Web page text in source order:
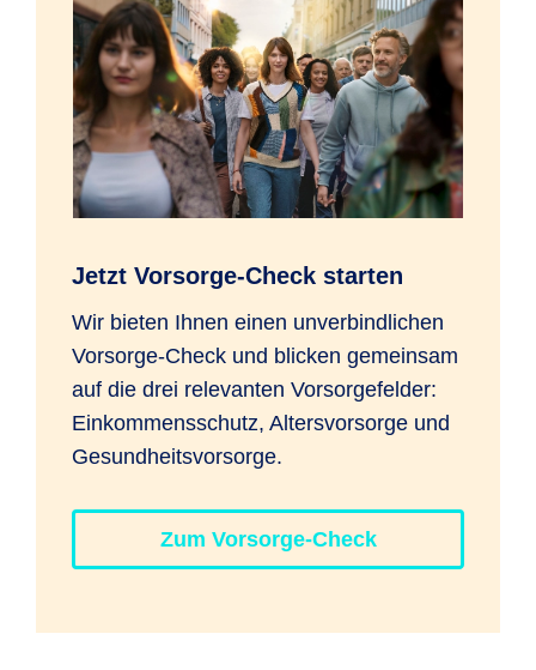
Jetzt Vorsorge-Check starten
Wir bieten Ihnen einen unverbindlichen
Vorsorge-Check und blicken gemeinsam
auf die drei relevanten Vorsorgefelder:
Einkommensschutz, Altersvorsorge und
Gesundheitsvorsorge.
Zum Vorsorge-Check